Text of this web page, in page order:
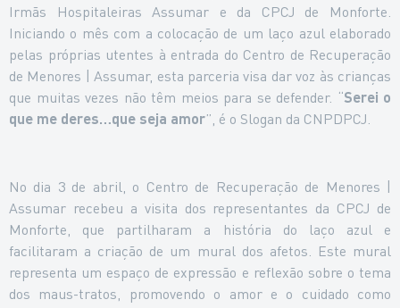
Irmãs Hospitaleiras Assumar e da CPCJ de Monforte.
Iniciando o mês com a colocação de um laço azul elaborado
pelas próprias utentes à entrada do Centro de Recuperação
de Menores | Assumar, esta parceria visa dar voz às crianças
que muitas vezes não têm meios para se defender. “Serei o
que me deres…que seja amor”, é o Slogan da CNPDPCJ.
No dia 3 de abril, o Centro de Recuperação de Menores |
Assumar recebeu a visita dos representantes da CPCJ de
Monforte, que partilharam a história do laço azul e
facilitaram a criação de um mural dos afetos. Este mural
representa um espaço de expressão e reflexão sobre o tema
dos maus-tratos, promovendo o amor e o cuidado como